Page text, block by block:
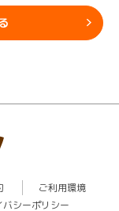
ご利用環境
バシーポリシー